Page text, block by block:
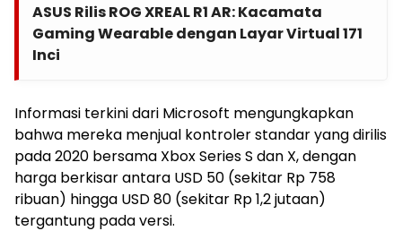
ASUS Rilis ROG XREAL R1 AR: Kacamata
Gaming Wearable dengan Layar Virtual 171
Inci
Informasi terkini dari Microsoft mengungkapkan
bahwa mereka menjual kontroler standar yang dirilis
pada 2020 bersama Xbox Series S dan X, dengan
harga berkisar antara USD 50 (sekitar Rp 758
ribuan) hingga USD 80 (sekitar Rp 1,2 jutaan)
tergantung pada versi.